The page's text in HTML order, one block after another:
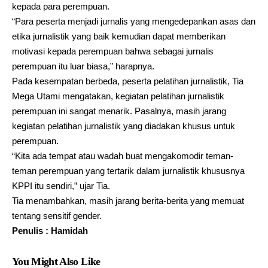
kepada para perempuan.
“Para peserta menjadi jurnalis yang mengedepankan asas dan
etika jurnalistik yang baik kemudian dapat memberikan
motivasi kepada perempuan bahwa sebagai jurnalis
perempuan itu luar biasa,” harapnya.
Pada kesempatan berbeda, peserta pelatihan jurnalistik, Tia
Mega Utami mengatakan, kegiatan pelatihan jurnalistik
perempuan ini sangat menarik. Pasalnya, masih jarang
kegiatan pelatihan jurnalistik yang diadakan khusus untuk
perempuan.
“Kita ada tempat atau wadah buat mengakomodir teman-
teman perempuan yang tertarik dalam jurnalistik khususnya
KPPI itu sendiri,” ujar Tia.
Tia menambahkan, masih jarang berita-berita yang memuat
tentang sensitif gender.
Penulis : Hamidah
You Might Also Like